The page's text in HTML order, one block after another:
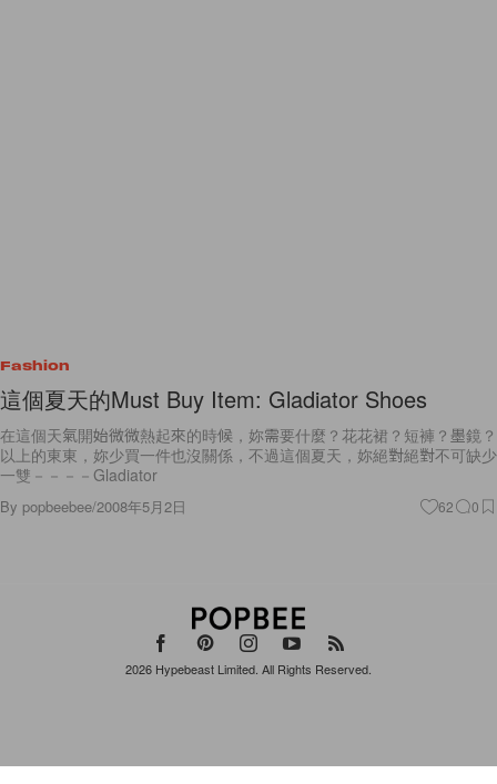
Fashion
這個夏天的Must Buy Item: Gladiator Shoes
在這個天氣開始微微熱起來的時候，妳需要什麼？花花裙？短褲？墨鏡？
以上的東東，妳少買一件也沒關係，不過這個夏天，妳絕對絕對不可缺少
一雙－－－－Gladiator
By popbeebee/2008年5月2日 62 0
2026 Hypebeast Limited . All Rights Reserved.